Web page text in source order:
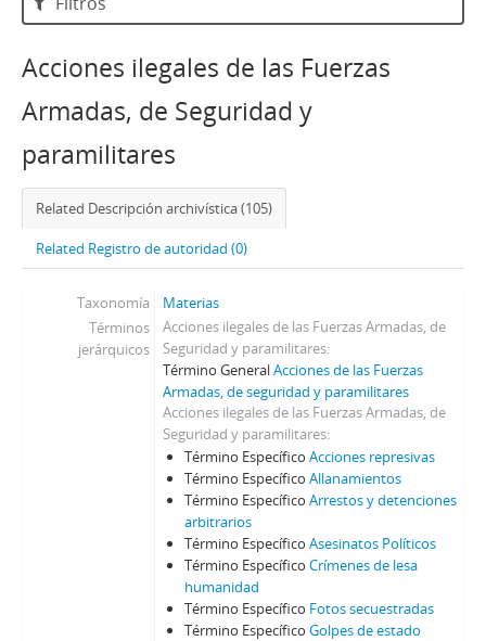
Acciones ilegales de las Fuerzas
Armadas, de Seguridad y
paramilitares
Related Descripción archivística (105)
Related Registro de autoridad (0)
Taxonomía
Materias
Términos
jerárquicos
Acciones ilegales de las Fuerzas Armadas, de
Seguridad y paramilitares
Término GeneralAcciones de las Fuerzas
Armadas, de seguridad y paramilitares
Acciones ilegales de las Fuerzas Armadas, de
Seguridad y paramilitares
Término EspecíficoAcciones represivas
Término EspecíficoAllanamientos
Término EspecíficoArrestos y detenciones
arbitrarios
Término EspecíficoAsesinatos Políticos
Término EspecíficoCrímenes de lesa
humanidad
Término Específico Fotos secuestradas
Término EspecíficoGolpes de estado